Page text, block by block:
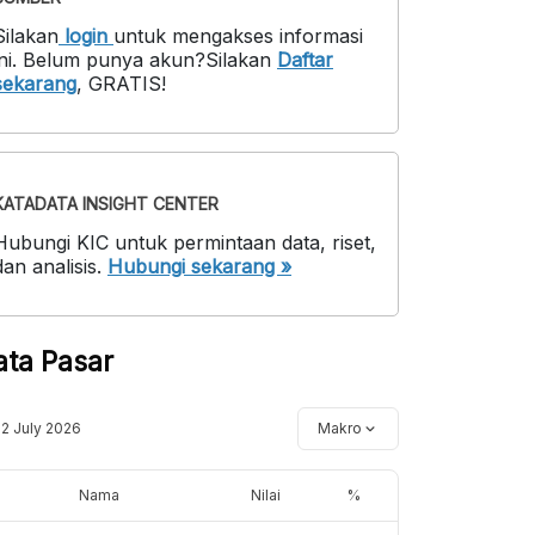
login untuk mengakses informasi
. Belum punya akun?Silakan Daftar
, GRATIS!
INSIGHT CENTER
KIC untuk permintaan data, riset,
analisis. Hubungi sekarang »
Pasar
July 2026 Makro
Nama Nilai %